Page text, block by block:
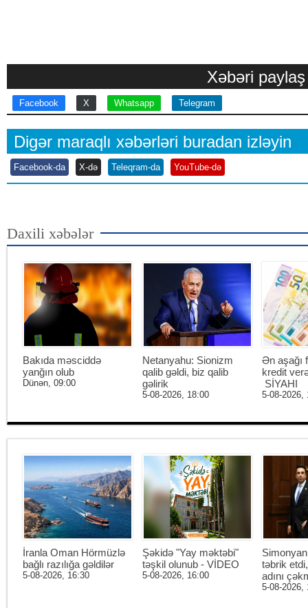
Xəbəri paylaş
Facebook X Whatsapp Telegram
Digər maraqlı xəbərləri buradan izləyin
Facebook-da X-də Teleqram-da YouTube-də
Daxili xəbələr
Bakıda məsciddə
yanğın olub
Dünən, 09:00
Netanyahu: Sionizm
qalib gəldi, biz qalib
gəlirik
5-08-2026, 18:00
Ən aşağı
kredit
SİYAHI
5-08-2026,
İranla Oman Hörmüzlə
bağlı razılığa gəldilər
5-08-2026, 16:30
Şəkidə "Yay məktəbi"
təşkil olunub - VİDEO
5-08-2026, 16:00
təbrik
adını
5-08-2026,